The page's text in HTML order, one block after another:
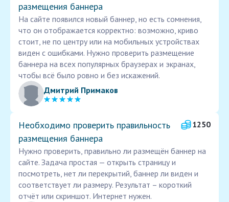
размещения баннера
На сайте появился новый баннер, но есть сомнения,
что он отображается корректно: возможно, криво
стоит, не по центру или на мобильных устройствах
виден с ошибками. Нужно проверить размещение
баннера на всех популярных браузерах и экранах,
чтобы всё было ровно и без искажений.
Дмитрий Примаков
Необходимо проверить правильность
размещения баннера
1250
Нужно проверить, правильно ли размещён баннер на
сайте. Задача простая — открыть страницу и
посмотреть, нет ли перекрытий, баннер ли виден и
соответствует ли размеру. Результат – короткий
отчёт или скриншот. Интернет нужен.